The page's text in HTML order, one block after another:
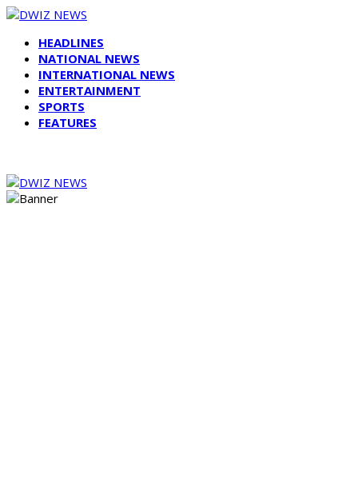
HEADLINES
NATIONAL NEWS
INTERNATIONAL NEWS
ENTERTAINMENT
SPORTS
FEATURES